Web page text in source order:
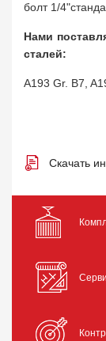
болт 1/
Нами
сталей:
A193 Gr. B7,
Скачать